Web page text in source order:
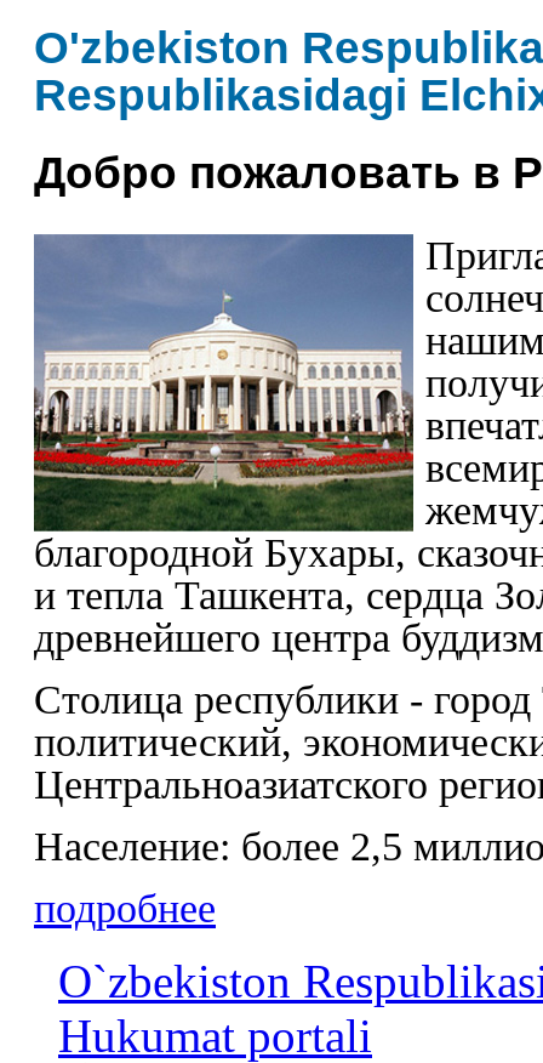
O'zbekiston
Respublikasidagi
Добро пожаловать в
благородной Бухары,
и тепла Ташкента, сердца
древнейшего центра
Столица республики -
политический,
Центральноазиатского
Население: более 2,5
подробнее
O`zbekiston
Hukumat portali